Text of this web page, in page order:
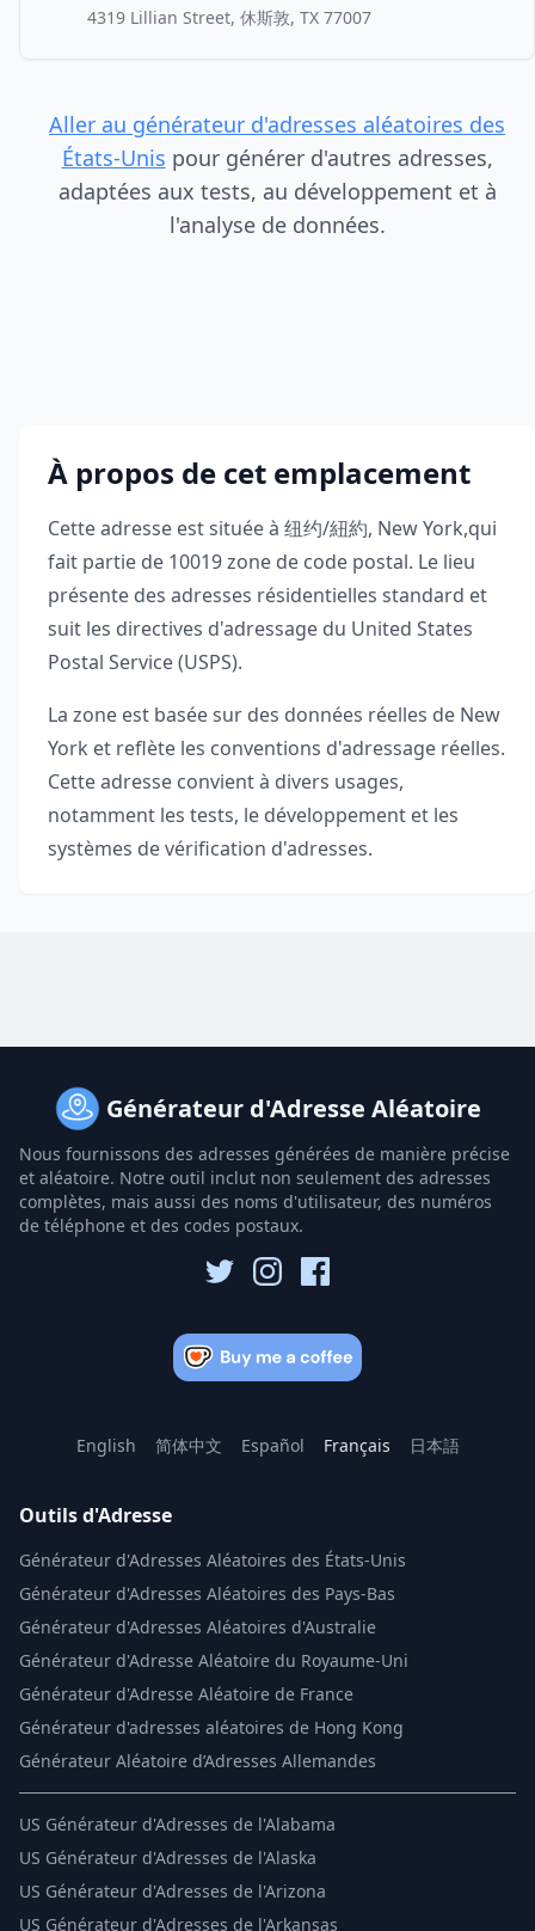
4319 Lillian Street, 休斯敦, TX 77007
Aller au générateur d'adresses aléatoires des
États-Unis pour générer d'autres adresses,
adaptées aux tests, au développement et à
l'analyse de données.
À propos de cet emplacement
Cette adresse est située à 纽约/紐約, New York,qui
fait partie de 10019zone de code postal. Le lieu
présente des adresses résidentielles standard et
suit les directives d'adressage du United States
Postal Service (USPS).
La zone est basée sur des données réelles de New
York et reflète les conventions d'adressage réelles.
Cette adresse convient à divers usages,
notamment les tests, le développement et les
systèmes de vérification d'adresses.
Générateur d'Adresse Aléatoire
Nous fournissons des adresses générées de manière précise
et aléatoire. Notre outil inclut non seulement des adresses
complètes, mais aussi des noms d'utilisateur, des numéros
de téléphone et des codes postaux.
English 简体中文 Español Français 日本語
Outils d'Adresse
Générateur d'Adresses Aléatoires des États-Unis
Générateur d'Adresses Aléatoires des Pays-Bas
Générateur d'Adresses Aléatoires d'Australie
Générateur d'Adresse Aléatoire du Royaume-Uni
Générateur d'Adresse Aléatoire de France
Générateur d'adresses aléatoires de Hong Kong
Générateur Aléatoire d’Adresses Allemandes
US Générateur d'Adresses de l'Alabama
US Générateur d'Adresses de l'Alaska
US Générateur d'Adresses de l'Arizona
US Générateur d'Adresses de l'Arkansas